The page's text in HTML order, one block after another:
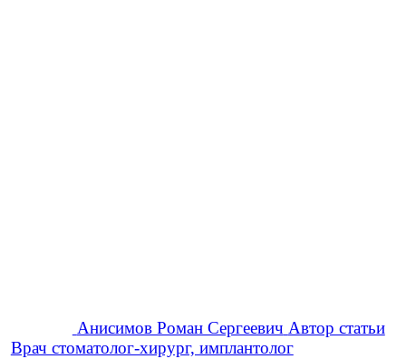
Анисимов Роман Сергеевич Автор статьи
Врач стоматолог-хирург, имплантолог